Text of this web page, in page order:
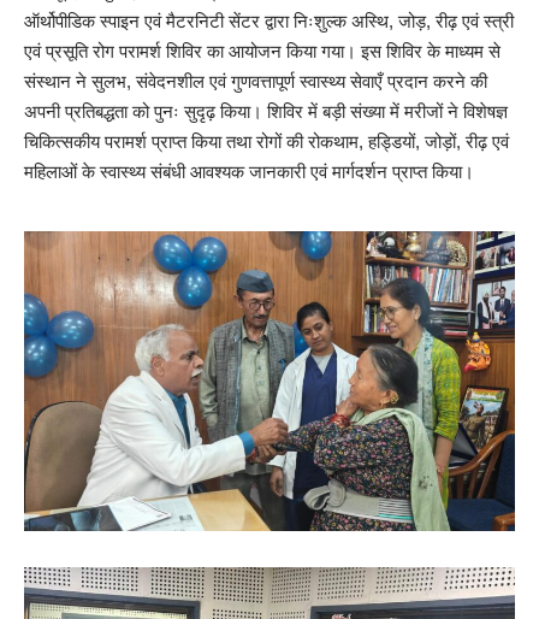
ऑर्थोपीडिक स्पाइन एवं मैटरनिटी सेंटर द्वारा निःशुल्क अस्थि, जोड़, रीढ़ एवं स्त्री
एवं प्रसूति रोग परामर्श शिविर का आयोजन किया गया। इस शिविर के माध्यम से
संस्थान ने सुलभ, संवेदनशील एवं गुणवत्तापूर्ण स्वास्थ्य सेवाएँ प्रदान करने की
अपनी प्रतिबद्धता को पुनः सुदृढ़ किया। शिविर में बड़ी संख्या में मरीजों ने विशेषज्ञ
चिकित्सकीय परामर्श प्राप्त किया तथा रोगों की रोकथाम, हड्डियों, जोड़ों, रीढ़ एवं
महिलाओं के स्वास्थ्य संबंधी आवश्यक जानकारी एवं मार्गदर्शन प्राप्त किया।